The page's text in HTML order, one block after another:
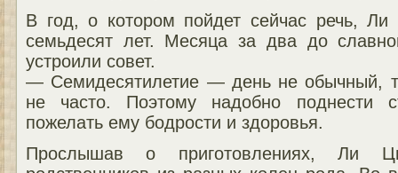
В год, о котором пойдет сейчас речь, Ли
семьдесят лет. Месяца за два до
устроили совет.
— Семидесятилетие — день не обычный,
не часто. Поэтому надобно поднести
пожелать ему бодрости и здоровья.
Прослышав о приготовлениях, Ли